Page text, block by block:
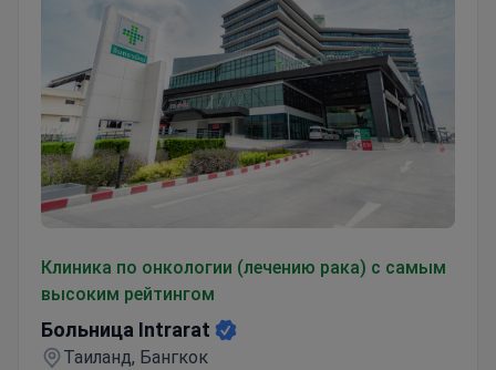
Клиника по онкологии (лечению рака) с самым
высоким рейтингом
Больница Intrarat
Таиланд, Бангкок